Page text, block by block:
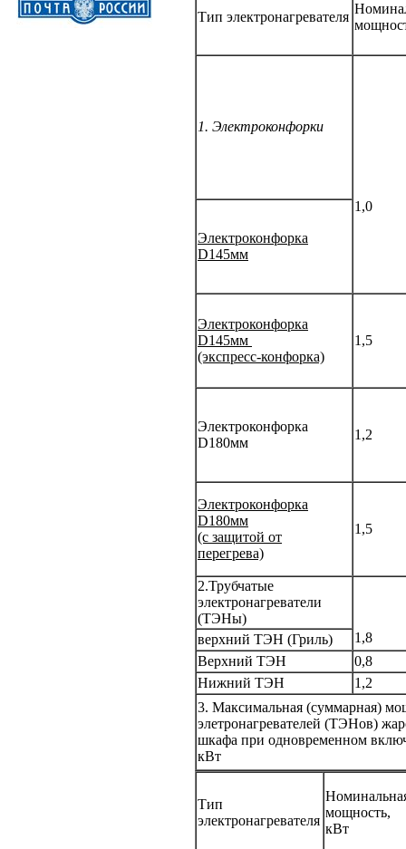
Тип электронагревателя
1. Электроконфорки
1,0
Электроконфорка
D145мм
Электроконфорка
D145мм
(экспресс-конфорка)
1,5
Электроконфорка
D180мм
1,2
Электроконфорка
D180мм
(с защитой от
перегрева)
1,5
2.Трубчатые
электронагреватели
(ТЭНы)
1,8
верхний ТЭН (Гриль)
Верхний ТЭН
0,8
Нижний ТЭН
1,2
3. Максимальная (суммарная)
элетронагревателей (ТЭНов)
шкафа при одновременном
кВт
Тип
электронагревателя
мощность,
кВт